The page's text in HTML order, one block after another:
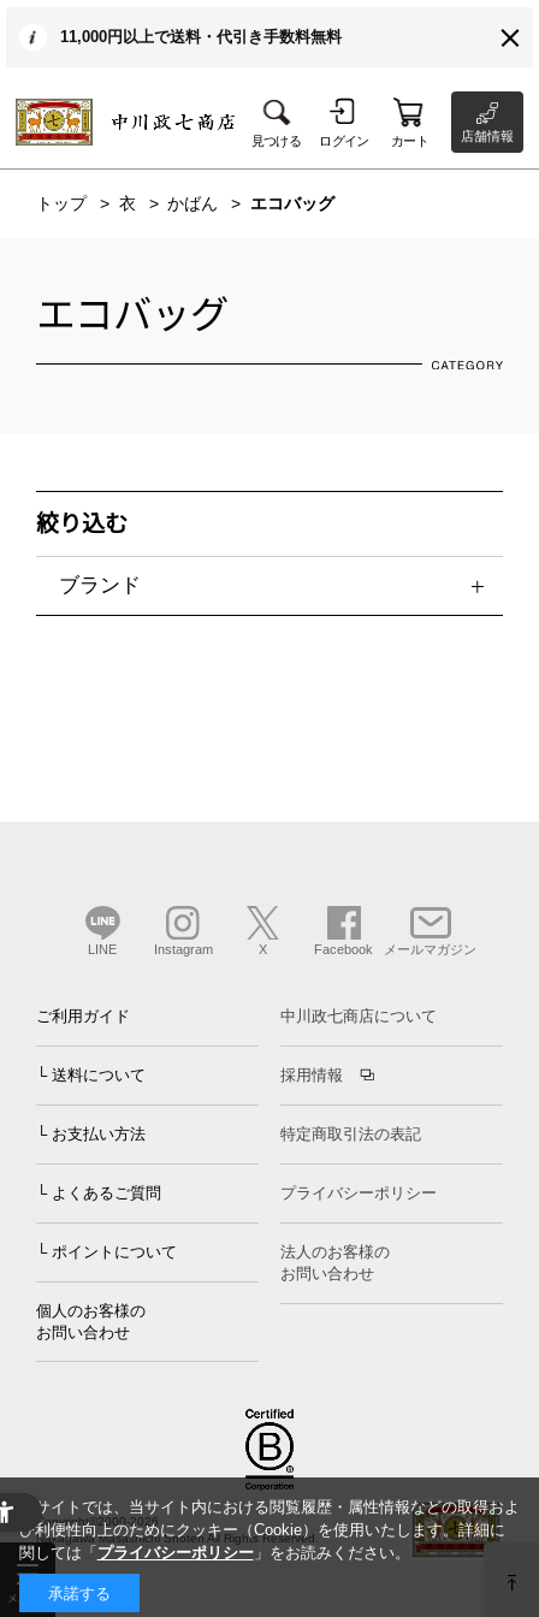
11,000円以上で送料・代引き手数料無料
見つける ログイン カート 店舗情報
トップ 衣 かばん エコバッグ
エコバッグ
絞り込む
ブランド
LINE Instagram X Facebook メールマガジン
ご利用ガイド
└ 送料について
└ お支払い方法
└ よくあるご質問
└ ポイントについて
個人のお客様の
お問い合わせ
中川政七商店について
採用情報
特定商取引法の表記
プライバシーポリシー
法人のお客様の
お問い合わせ
Copyright©2000-2026
Nakagawa Masashichi Shoten All Rights Reserved.
当サイトでは、当サイト内における閲覧履歴・属性情報などの取得およ
び利便性向上のためにクッキー（Cookie）を使用いたします。詳細に
関しては「 プライバシーポリシー」をお読みください。
承諾する